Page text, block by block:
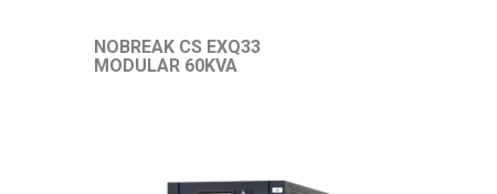
NOBREAK CS EXQ33
MODULAR 60KVA